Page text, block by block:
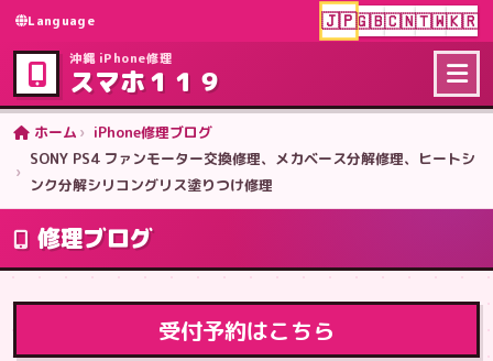
Language 🇯🇵🇬🇧🇨🇳🇹🇼🇰🇷
沖縄 iPhone修理
スマホ１１９
ホーム
iPhone修理ブログ
SONY PS4 ファンモーター交換修理、メカベース分解修理、ヒートシ
ンク分解シリコングリス塗りつけ修理
修理ブログ
受付予約はこちら